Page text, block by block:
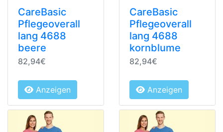
CareBasic
Pflegeoverall
lang 4688
beere
82,94€
Anzeigen
CareBasic
Pflegeoverall
lang 4688
kornblume
82,94€
Anzeigen